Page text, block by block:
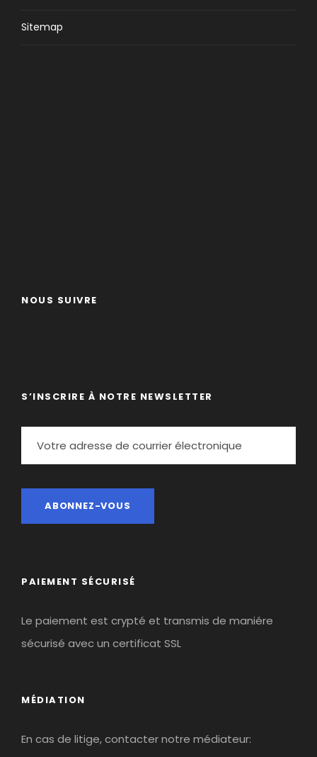
Sitemap
NOUS SUIVRE
S’INSCRIRE À NOTRE NEWSLETTER
PAIEMENT SÉCURISÉ
Le paiement est crypté et transmis de maniére
sécurisé avec un certificat SSL
MÉDIATION
En cas de litige, contacter notre médiateur: